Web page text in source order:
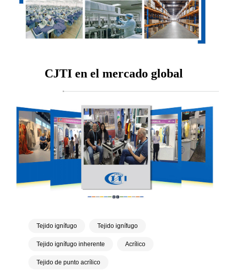
CJTI en el mercado global
Tejido ignífugo Tejido ignífugo
Tejido ignífugo inherente Acrílico
Tejido de punto acrílico